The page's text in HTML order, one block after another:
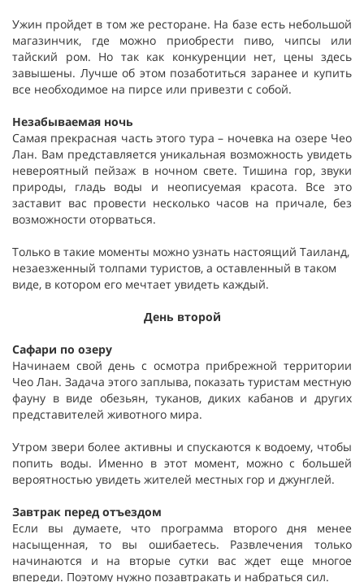
Ужин пройдет в том же ресторане. На базе есть небольшой
магазинчик, где можно приобрести пиво, чипсы или
тайский ром. Но так как конкуренции нет, цены здесь
завышены. Лучше об этом позаботиться заранее и купить
все необходимое на пирсе или привезти с собой.
Незабываемая ночь
Самая прекрасная часть этого тура – ночевка на озере Чео
Лан. Вам представляется уникальная возможность увидеть
невероятный пейзаж в ночном свете. Тишина гор, звуки
природы, гладь воды и неописуемая красота. Все это
заставит вас провести несколько часов на причале, без
возможности оторваться.
Только в такие моменты можно узнать настоящий Таиланд,
незаезженный толпами туристов, а оставленный в таком
виде, в котором его мечтает увидеть каждый.
День второй
Сафари по озеру
Начинаем свой день с осмотра прибрежной территории
Чео Лан. Задача этого заплыва, показать туристам местную
фауну в виде обезьян, туканов, диких кабанов и других
представителей животного мира.
Утром звери более активны и спускаются к водоему, чтобы
попить воды. Именно в этот момент, можно с большей
вероятностью увидеть жителей местных гор и джунглей.
Завтрак перед отъездом
Если вы думаете, что программа второго дня менее
насыщенная, то вы ошибаетесь. Развлечения только
начинаются и на вторые сутки вас ждет еще многое
впереди. Поэтому нужно позавтракать и набраться сил.